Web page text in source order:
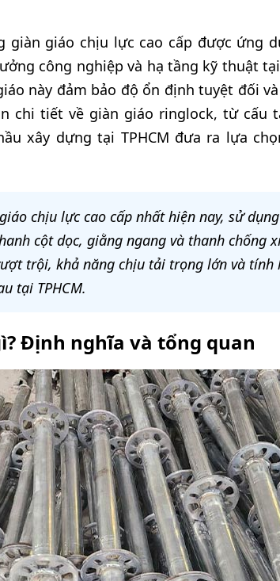
giàn giáo chịu lực cao cấp được ứng
công nghiệp và hạ tầng kỹ thuật
này đảm bảo độ ổn định tuyệt đối
chi tiết về giàn giáo ringlock, từ cấu
xây dựng tại TPHCM đưa ra lựa
chịu lực cao cấp nhất hiện nay, sử
cột dọc, giằng ngang và thanh chống
trội, khả năng chịu tải trọng lớn và
tại TPHCM.
Định nghĩa và tổng quan